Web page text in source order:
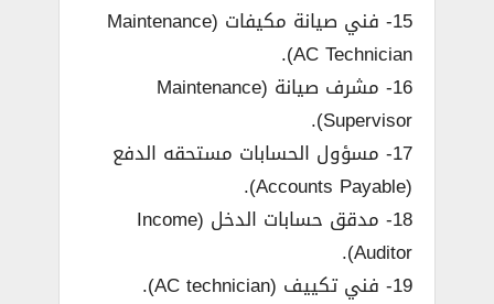
15- فني صيانة مكيفات (Maintenance
AC Technician).
16- مشرف صيانة (Maintenance
Supervisor).
17- مسؤول الحسابات مستحقه الدفع
(Accounts Payable).
18- مدقق حسابات الدخل (Income
Auditor).
19- فني تكييف (AC technician).